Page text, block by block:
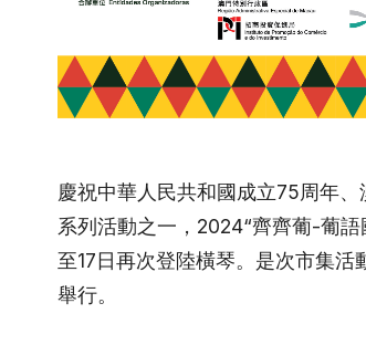
慶祝中華人民共和國成立75周年
系列活動之一，2024“齊齊葡-葡語
至17日再次登陸橫琴。是次市集
舉行。